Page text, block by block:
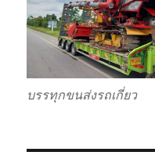
บรรทุกขนส่งรถเกี่ยว